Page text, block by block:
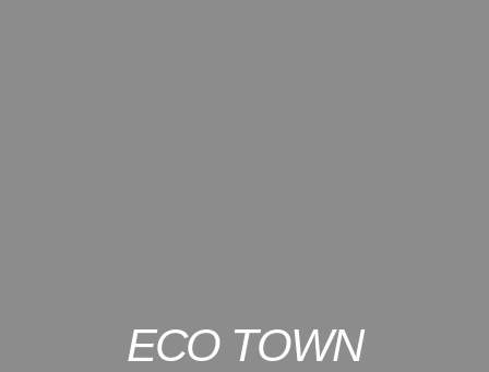
ECO TOWN